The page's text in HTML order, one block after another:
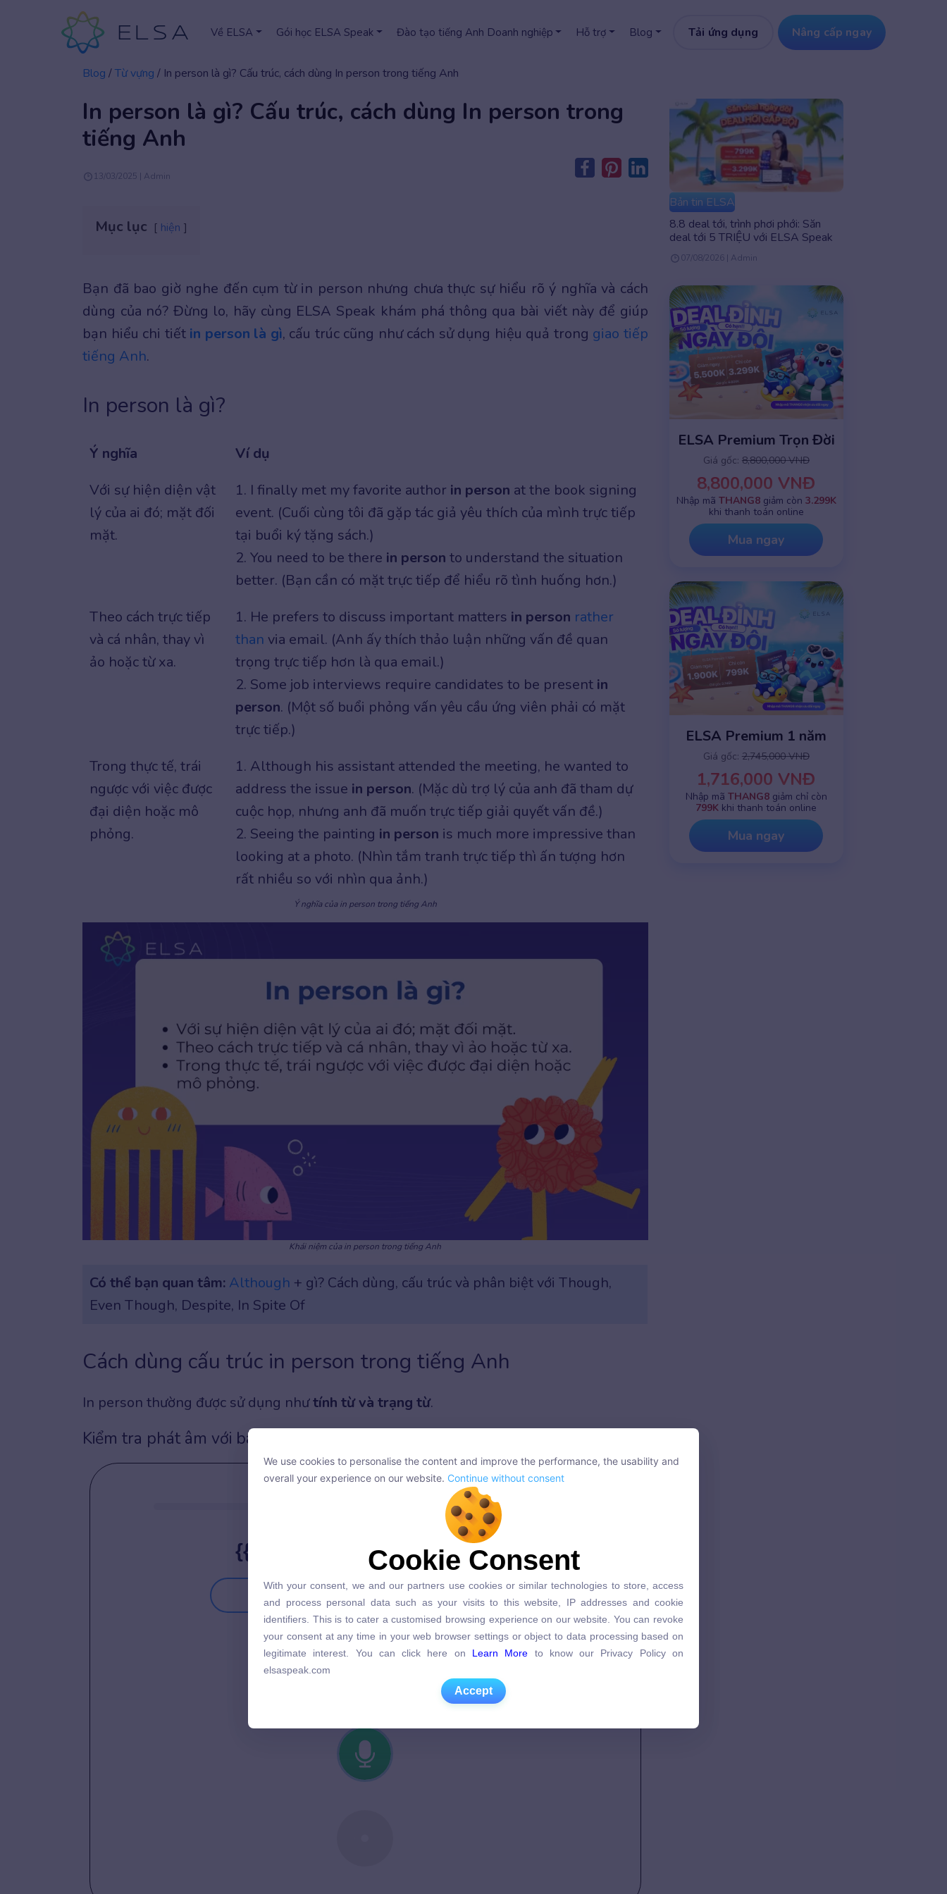
Về ELSA Gói học ELSA Speak Đào tạo tiếng Anh Doanh nghiệp Hỗ trợ Blog Tải ứng dụng Nâng cấp ngay
Blog /Từ vựng / In person là gì? Cấu trúc, cách dùng In person trong tiếng Anh
In person là gì? Cấu trúc, cách dùng In person trong
tiếng Anh
13/03/2025 | Admin
Mục lục hiện
Bạn đã bao giờ nghe đến cụm từ in person nhưng chưa thực sự hiểu rõ ý nghĩa và cách
dùng của nó? Đừng lo, hãy cùng ELSA Speak khám phá thông qua bài viết này để giúp
bạn hiểu chi tiết in person là gì, cấu trúc cũng như cách sử dụng hiệu quả trong giao tiếp
tiếng Anh.
In person là gì?
Ý nghĩa
Ví dụ
Với sự hiện diện vật
lý của ai đó; mặt đối
mặt.
1. I finally met my favorite author in person at the book signing
event. (Cuối cùng tôi đã gặp tác giả yêu thích của mình trực tiếp
tại buổi ký tặng sách.)
2. You need to be there in person to understand the situation
better. (Bạn cần có mặt trực tiếp để hiểu rõ tình huống hơn.)
Theo cách trực tiếp
và cá nhân, thay vì
ảo hoặc từ xa.
1. He prefers to discuss important matters in person rather
than via email. (Anh ấy thích thảo luận những vấn đề quan
trọng trực tiếp hơn là qua email.)
2. Some job interviews require candidates to be present in
person. (Một số buổi phỏng vấn yêu cầu ứng viên phải có mặt
trực tiếp.)
Trong thực tế, trái
ngược với việc được
đại diện hoặc mô
phỏng.
1. Although his assistant attended the meeting, he wanted to
address the issue in person. (Mặc dù trợ lý của anh đã tham dự
cuộc họp, nhưng anh đã muốn trực tiếp giải quyết vấn đề.)
2. Seeing the painting in person is much more impressive than
looking at a photo. (Nhìn tắm tranh trực tiếp thì ấn tượng hơn
rất nhiều so với nhìn qua ảnh.)
Ý nghĩa của in person trong tiếng Anh
Khái niệm của in person trong tiếng Anh
Có thể bạn quan tâm: Although + gì? Cách dùng, cấu trúc và phân biệt với Though,
Even Though, Despite, In Spite Of
Cách dùng cấu trúc in person trong tiếng Anh
In person thường được sử dụng nhưtính từ và trạng từ.
Kiểm tra phát âm với bài tập sau:
{{ sentences[sIndex].text }}
Tiếp tục Cải thiện ngay
Bản tin ELSA
8.8 deal tới, trình phơi phới: Săn
deal tới 5 TRIỆU với ELSA Speak
07/08/2026 | Admin
ELSA Premium Trọn Đời
Giá gốc: 8,800,000 VNĐ
8,800,000 VNĐ
Nhập mã THANG8giảm còn 3.299K
khi thanh toán online
Mua ngay
ELSA Premium 1 năm
Giá gốc: 2,745,000 VNĐ
1,716,000 VNĐ
Nhập mã THANG8giảm chỉ còn
799K khi thanh toán online
Mua ngay
We use cookies to personalise the content and improve the performance, the usability and
overall your experience on our website.
Continue without consent
Cookie Consent
and process personal data such as your visits to this website, IP addresses and cookie
identifiers. This is to cater a customised browsing experience on our website. You can revoke
your consent at any time in your web browser settings or object to data processing based on
legitimate interest. You can click here on
Learn More
to know our Privacy Policy on
elsaspeak.com
Accept
We use cookies to personalise the content and improve the performance, the usability and
overall your experience on our website. Continue without consent
Cookie Consent
With your consent, we and our partners use cookies or similar technologies to store, access
and process personal data such as your visits to this website, IP addresses and cookie
identifiers. This is to cater a customised browsing experience on our website. You can revoke
your consent at any time in your web browser settings or object to data processing based on
legitimate interest. You can click here on Learn More to know our Privacy Policy on
elsaspeak.com
Accept